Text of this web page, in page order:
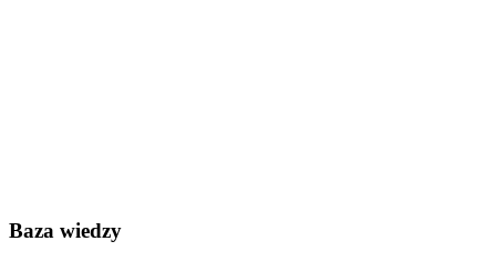
Baza wiedzy